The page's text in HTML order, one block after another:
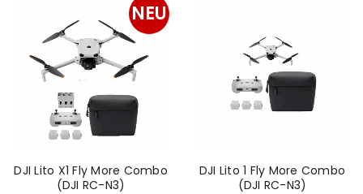
NEU
DJI Lito X1 Fly More Combo
(DJI RC-N3)
DJI Lito 1 Fly More Combo
(DJI RC-N3)